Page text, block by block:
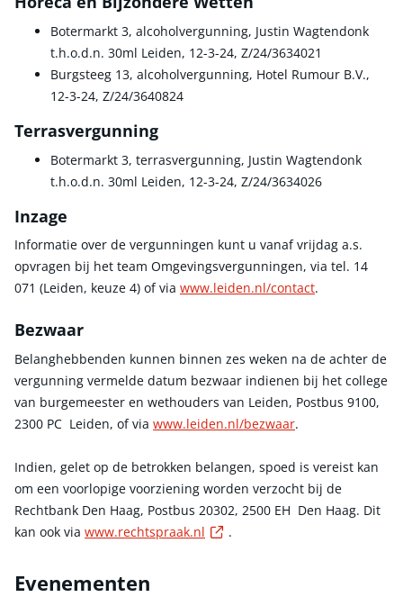
Botermarkt 3, alcoholvergunning, Justin Wagtendonk
t.h.o.d.n. 30ml Leiden, 12-3-24, Z/24/3634021
Burgsteeg 13, alcoholvergunning, Hotel Rumour B.V.,
12-3-24, Z/24/3640824
Terrasvergunning
Botermarkt 3, terrasvergunning, Justin Wagtendonk
t.h.o.d.n. 30ml Leiden, 12-3-24, Z/24/3634026
Inzage
Informatie over de vergunningen kunt u vanaf vrijdag a.s.
opvragen bij het team Omgevingsvergunningen, via tel. 14
071 (Leiden, keuze 4) of via www.leiden.nl/contact.
Bezwaar
Belanghebbenden kunnen binnen zes weken na de achter de
vergunning vermelde datum bezwaar indienen bij het college
van burgemeester en wethouders van Leiden, Postbus 9100,
2300 PC Leiden, of via www.leiden.nl/bezwaar.
Indien, gelet op de betrokken belangen, spoed is vereist kan
om een voorlopige voorziening worden verzocht bij de
Rechtbank Den Haag, Postbus 20302, 2500 EH Den Haag. Dit
kan ook via www.rechtspraak.nl .
Evenementen